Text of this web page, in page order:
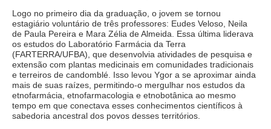
Logo no primeiro dia da graduação, o jovem se tornou
estagiário voluntário de três professores: Eudes Veloso, Neila
de Paula Pereira e Mara Zélia de Almeida. Essa última liderava
os estudos do Laboratório Farmácia da Terra
(FARTERRA/UFBA), que desenvolvia atividades de pesquisa e
extensão com plantas medicinais em comunidades tradicionais
e terreiros de candomblé. Isso levou Ygor a se aproximar ainda
mais de suas raízes, permitindo-o mergulhar nos estudos da
etnofarmácia, etnofarmacologia e etnobotânica ao mesmo
tempo em que conectava esses conhecimentos científicos à
sabedoria ancestral dos povos desses territórios.